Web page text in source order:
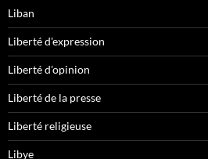
Liban
Liberté d'expression
Liberté d'opinion
Liberté de la presse
Liberté religieuse
Libye